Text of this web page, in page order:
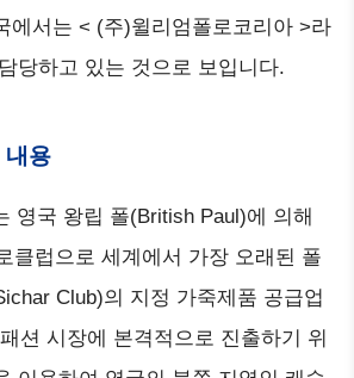
에서는 < (주)윌리엄폴로코리아 >라
당하고 있는 것으로 보입니다.
내용
영국 왕립 폴(British Paul)에 의해
클럽으로 세계에서 가장 오래된 폴
Club)의 지정 가죽제품 공급업
션 시장에 본격적으로 진출하기 위